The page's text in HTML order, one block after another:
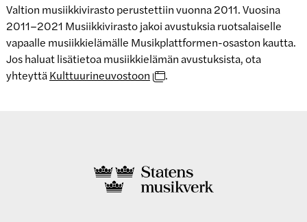
Valtion musiikkivirasto perustettiin vuonna 2011. Vuosina
2011–2021 Musiikkivirasto jakoi avustuksia ruotsalaiselle
vapaalle musiikkielämälle Musikplattformen-osaston kautta.
Jos haluat lisätietoa musiikkielämän avustuksista, ota
yhteyttäKulttuurineuvostoon .